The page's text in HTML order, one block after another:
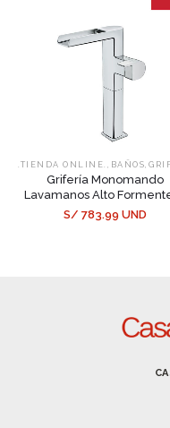
.TIENDA ONLINE. BAÑOS GRIFERÍA
Grifería Monomando
Lavamanos Alto
S/ 783.99 UND